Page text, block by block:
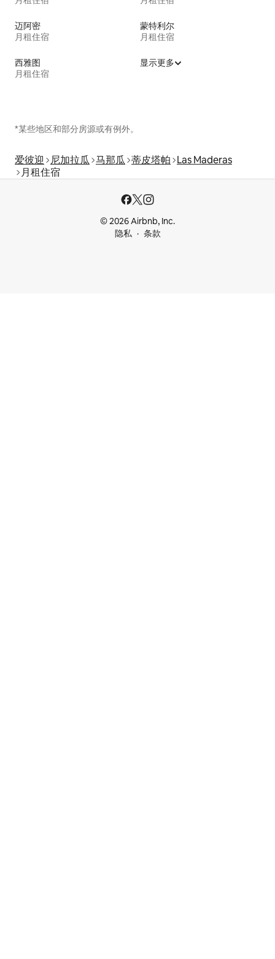
迈阿密
月租住宿
蒙特利尔
月租住宿
西雅图
月租住宿
显示更多
*某些地区和部分房源或有例外。
爱彼迎 尼加拉瓜 马那瓜 蒂皮塔帕 Las Maderas
月租住宿
© 2026 Airbnb, Inc.
隐私
条款